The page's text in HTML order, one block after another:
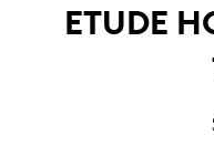
ETUDE